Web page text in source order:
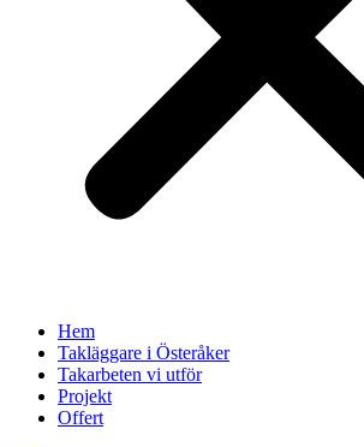
Hem
Takläggare i Österåker
Takarbeten vi utför
Projekt
Offert